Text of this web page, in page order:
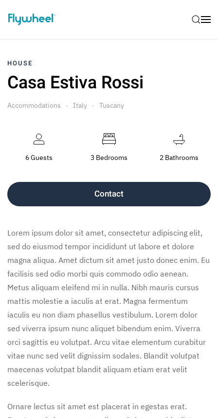
HOUSE
Casa Estiva Rossi
Accommodations Italy Tuscany
6 Guests 3 Bedrooms 2 Bathrooms
Contact
Lorem ipsum dolor sit amet, consectetur adipiscing elit,
sed do eiusmod tempor incididunt ut labore et dolore
magna aliqua. Amet dictum sit amet justo donec enim. Eu
facilisis sed odio morbi quis commodo odio aenean.
Metus aliquam eleifend mi in nulla. Nibh mauris cursus
mattis molestie a iaculis at erat. Magna fermentum
iaculis eu non diam phasellus vestibulum. Lorem dolor
sed viverra ipsum nunc aliquet bibendum enim. Viverra
orci sagittis eu volutpat. Arcu vitae elementum curabitur
vitae nunc sed velit dignissim sodales. Blandit volutpat
maecenas volutpat blandit aliquam etiam erat velit
scelerisque.
Ornare lectus sit amet est placerat in egestas erat.